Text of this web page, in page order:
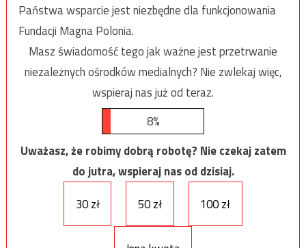
Państwa wsparcie jest niezbędne dla funkcjonowania
Fundacji Magna Polonia.
Masz świadomość tego jak ważne jest przetrwanie
niezależnych ośrodków medialnych? Nie zwlekaj więc,
wspieraj nas już od teraz.
8%
Uważasz, że robimy dobrą robotę? Nie czekaj zatem
do jutra, wspieraj nas od dzisiaj.
30 zł
50 zł 100 zł